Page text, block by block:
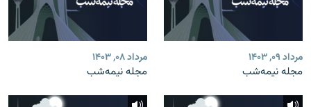
مرداد ۰۹, ۱۴۰۳
مجله نیمه‌شب
مرداد ۰۸, ۱۴۰۳
مجله نیمه‌شب